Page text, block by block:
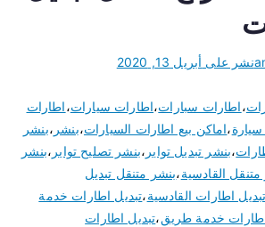
نشر على أبريل 13, 2020
،اطارات سبارات،اطارات سيارات،اطارات
،اماكن بيع اطارات السيارات،بنشر ،بنشر
،بنشر تبديل تواير ،بنشر تصليح تواير ،بنشر
القادسية،بنشر متنقل تبديل
تبديل اطارات القادسية،تبديل اطارات خدمة
اطارات خدمة طريق،تبديل اطارات